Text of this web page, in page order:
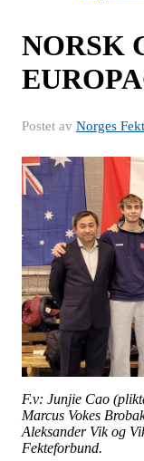
NORSK
Postet av Norges
F.v: Junjie Cao
Marcus Vokes
Aleksander Vik og
Fekteforbund.